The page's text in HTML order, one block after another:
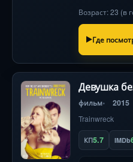
Возраст: 23 (в
Где
Девушка
фильм 2015
Trainwreck
КП5.7 IMDb